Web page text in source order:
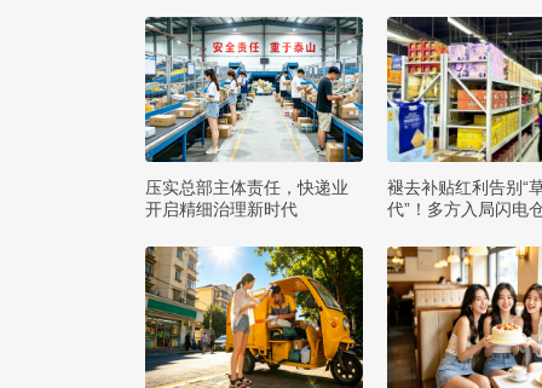
压实总部主体责任，快递业
开启精细治理新时代
褪去补贴红利告别“
代”！多方入局闪电